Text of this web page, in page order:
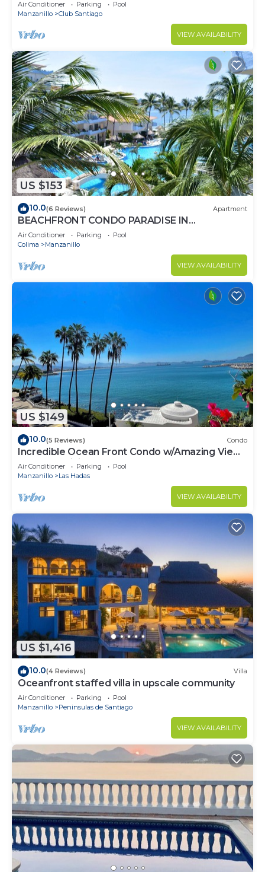
Air Conditioner Parking
Pool
Manzanillo
Club Santiago
VIEW AVAILABILITY
US $153
10.0(6 Reviews) Apartment
BEACHFRONT CONDO PARADISE IN
MANZANILLO
Air Conditioner Parking
Pool
Colima
Manzanillo
VIEW AVAILABILITY
US $149
10.0(5 Reviews) Condo
Incredible Ocean Front Condo w/Amazing Views
at Condominios Playasol Las Hadas!
Air Conditioner Parking
Pool
Manzanillo
Las Hadas
VIEW AVAILABILITY
US $1,416
10.0(4 Reviews) Villa
Oceanfront staffed villa in upscale community
Air Conditioner Parking
Pool
Manzanillo
Peninsulas de Santiago
VIEW AVAILABILITY